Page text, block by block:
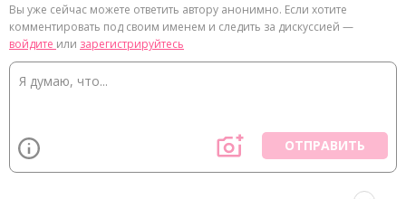
Вы уже сейчас можете ответить автору анонимно. Если хотите
комментировать под своим именем и следить за дискуссией —
войдите или зарегистрируйтесь
ОТПРАВИТЬ